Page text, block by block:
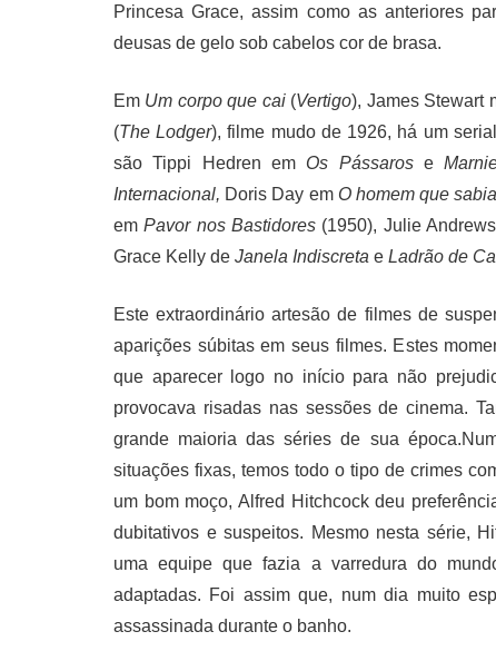
Princesa Grace, assim como as anteriores
deusas de gelo sob cabelos cor de brasa.
Em Um corpo que cai(Vertigo), James Stewart
(The Lodger), filme mudo de 1926, há um
são Tippi Hedren em Os Pássarose
Internacional, Doris Day emO homem que
em Pavor nos Bastidores (1950), Julie
Grace Kelly de Janela Indiscreta e Ladrão de
Este extraordinário artesão de filmes de
aparições súbitas em seus filmes. Estes
que aparecer logo no início para não
provocava risadas nas sessões de cinema.
grande maioria das séries de sua
situações fixas, temos todo o tipo de crimes
um bom moço, Alfred Hitchcock deu
dubitativos e suspeitos. Mesmo nesta série,
uma equipe que fazia a varredura do
adaptadas. Foi assim que, num dia muito
assassinada durante o banho.